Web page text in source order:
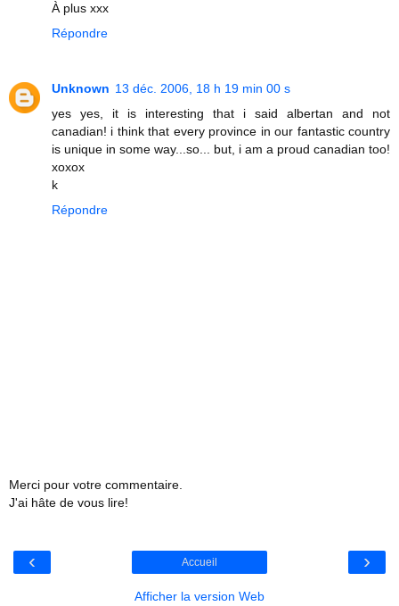
À plus xxx
Répondre
Unknown 13 déc. 2006, 18 h 19 min 00 s
yes yes, it is interesting that i said albertan and not
canadian! i think that every province in our fantastic country
is unique in some way...so... but, i am a proud canadian too!
xoxox
k
Répondre
Merci pour votre commentaire.
J'ai hâte de vous lire!
‹ ›
Accueil
Afficher la version Web